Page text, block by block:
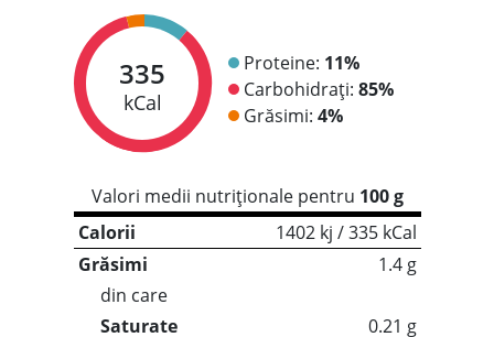
335
kCal
Proteine: 11%
Carbohidrați: 85%
Grăsimi: 4%
Valori medii nutriționale pentru 100 g
Calorii
1402 kj / 335 kCal
Grăsimi
1.4 g
din care
Saturate
0.21 g